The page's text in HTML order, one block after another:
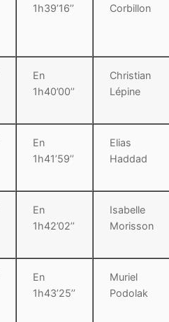
1h39’16’’
Corbillon
En
1h40’00’’
Christian
Lépine
En
1h41’59’’
Elias
Haddad
En
1h42’02’’
Isabelle
Morisson
En
1h43’25’’
Muriel
Podolak